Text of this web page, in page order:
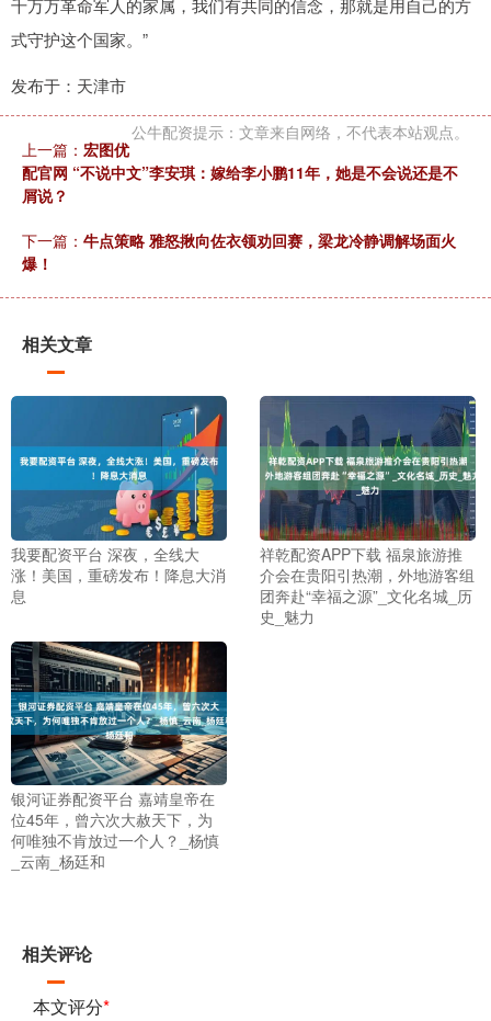
千万万革命军人的家属，我们有共同的信念，那就是用自己的方
式守护这个国家。”
发布于：天津市
公牛配资提示：文章来自网络，不代表本站观点。
上一篇： 宏图优
配官网 “不说中文”李安琪：嫁给李小鹏11年，她是不会说还是不
屑说？
下一篇： 牛点策略 雅怒揪向佐衣领劝回赛，梁龙冷静调解场面火
爆！
相关文章
我要配资平台 深夜，全线大
涨！美国，重磅发布！降息大消
息
祥乾配资APP下载 福泉旅游推
介会在贵阳引热潮，外地游客组
团奔赴“幸福之源”_文化名城_历
史_魅力
银河证券配资平台 嘉靖皇帝在
位45年，曾六次大赦天下，为
何唯独不肯放过一个人？_杨慎
_云南_杨廷和
相关评论
本文评分*